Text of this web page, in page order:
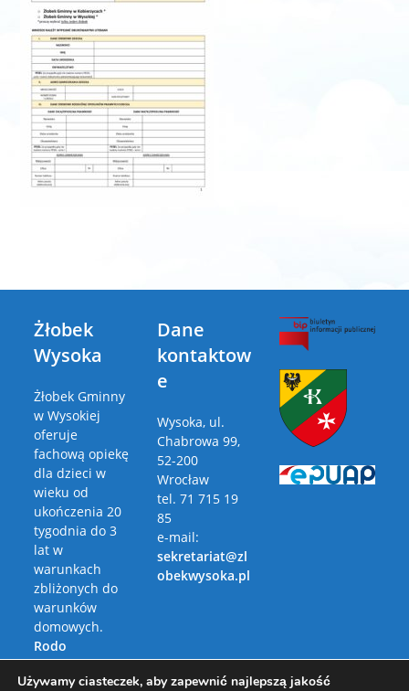
Żłobek
Wysoka
Żłobek Gminny
w Wysokiej
oferuje
fachową opiekę
dla dzieci w
wieku od
ukończenia 20
tygodnia do 3
lat w
warunkach
zbliżonych do
warunków
domowych.
Rodo
Polityka
Prywatności
Dane
kontaktow
e
Wysoka, ul.
Chabrowa 99,
52-200
Wrocław
tel. 71 715 19
85
e-mail:
sekretariat@zl
obekwysoka.pl
Używamy ciasteczek, aby zapewnić najlepszą jakość